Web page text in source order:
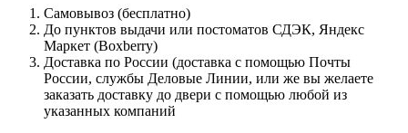
Самовывоз (бесплатно)
До пунктов выдачи или постоматов СДЭК, Яндекс
Маркет (Boxberry)
Доставка по России (доставка с помощью Почты
России, службы Деловые Линии, или же вы желаете
заказать доставку до двери с помощью любой из
указанных компаний